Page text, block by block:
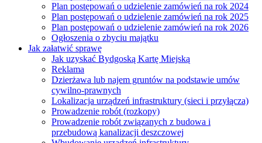
Plan postępowań o udzielenie zamówień na rok 2024
Plan postępowań o udzielenie zamówień na rok 2025
Plan postępowań o udzielenie zamówień na rok 2026
Ogłoszenia o zbyciu majątku
Jak załatwić sprawę
Jak uzyskać Bydgoską Kartę Miejską
Reklama
Dzierżawa lub najem gruntów na podstawie umów
cywilno-prawnych
Lokalizacja urządzeń infrastruktury (sieci i przyłącza)
Prowadzenie robót (rozkopy)
Prowadzenie robót związanych z budowa i
przebudową kanalizacji deszczowej